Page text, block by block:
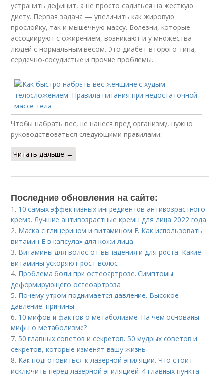
устранить дефицит, а не просто садиться на жесткую
диету. Первая задача — увеличить как жировую
прослойку, так и мышечную массу. Болезни, которые
ассоциируют с ожирением, возникают и у множества
людей с нормальным весом. Это диабет второго типа,
сердечно-сосудистые и прочие проблемы.
Чтобы набрать вес, не нанеся вред организму, нужно
руководствоваться следующими правилами:
Читать дальше →
Последние обновления на сайте:
1. 10 самых эффективных ингредиентов антивозрастного
крема. Лучшие антивозрастные кремы для лица 2022 года
2. Маска с глицерином и витамином Е. Как использовать
витамин E в капсулах для кожи лица
3. Витамины для волос от выпадения и для роста. Какие
витамины ускоряют рост волос
4. Проблема боли при остеоартрозе. Симптомы
деформирующего остеоартроза
5. Почему утром поднимается давление. Высокое
давление: причины
6. 10 мифов и фактов о метаболизме. На чем основаны
мифы о метаболизме?
7. 50 главных советов и секретов. 50 мудрых советов и
секретов, которые изменят вашу жизнь
8. Как подготовиться к лазерной эпиляции. Что стоит
исключить перед лазерной эпиляцией: 4 главных пункта